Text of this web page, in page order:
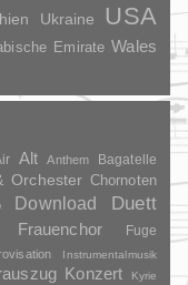
Ukraine USA
Emirate Wales
Alt Anthem Bagatelle
Orchester Chornoten
Download
Duett
Frauenchor Fuge
Instrumentalmusik
Konzert Kyrie